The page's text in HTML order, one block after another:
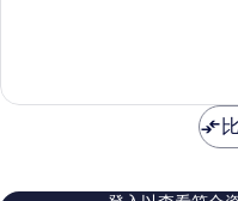
夠
評